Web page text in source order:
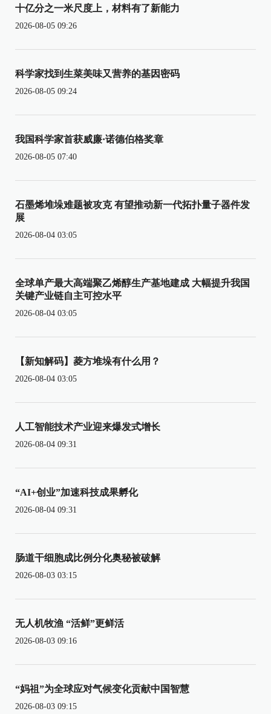
十亿分之一米尺度上，材料有了新能力
2026-08-05 09:26
科学家找到生菜美味又营养的基因密码
2026-08-05 09:24
我国科学家首获威廉·诺德伯格奖章
2026-08-05 07:40
石墨烯堆垛难题被攻克 有望推动新一代拓扑量子器件发
展
2026-08-04 03:05
全球单产最大高端聚乙烯醇生产基地建成 大幅提升我国
关键产业链自主可控水平
2026-08-04 03:05
【新知解码】菱方堆垛有什么用？
2026-08-04 03:05
人工智能技术产业迎来爆发式增长
2026-08-04 09:31
“AI+创业”加速科技成果孵化
2026-08-04 09:31
肠道干细胞成比例分化奥秘被破解
2026-08-03 03:15
无人机牧渔 “活鲜”更鲜活
2026-08-03 09:16
“妈祖”为全球应对气候变化贡献中国智慧
2026-08-03 09:15